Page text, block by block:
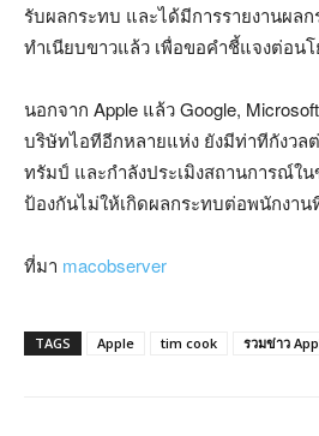
รับผลกระทบ และได้มีการรายงานผล
ทำเนียบขาวแล้ว เพื่อขอคำชี้แจงต่อน
นอกจาก Apple แล้ว Google,
บริษัทไอทีอีกหลายแห่ง ยังมีท่าทีกังวล
ทรัมป์ และกำลังประเมิงสถานการณ์ใ
ป้องกันไม่ให้เกิดผลกระทบต่อพนักงา
ที่มา macobserver
TAGS Apple tim cook รวมข่าว